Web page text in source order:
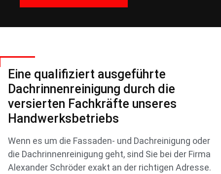
Eine qualifiziert ausgeführte
Dachrinnenreinigung durch die
versierten Fachkräfte unseres
Handwerksbetriebs
Wenn es um die Fassaden- und Dachreinigung oder
die Dachrinnenreinigung geht, sind Sie bei der Firma
Alexander Schröder exakt an der richtigen Adresse.